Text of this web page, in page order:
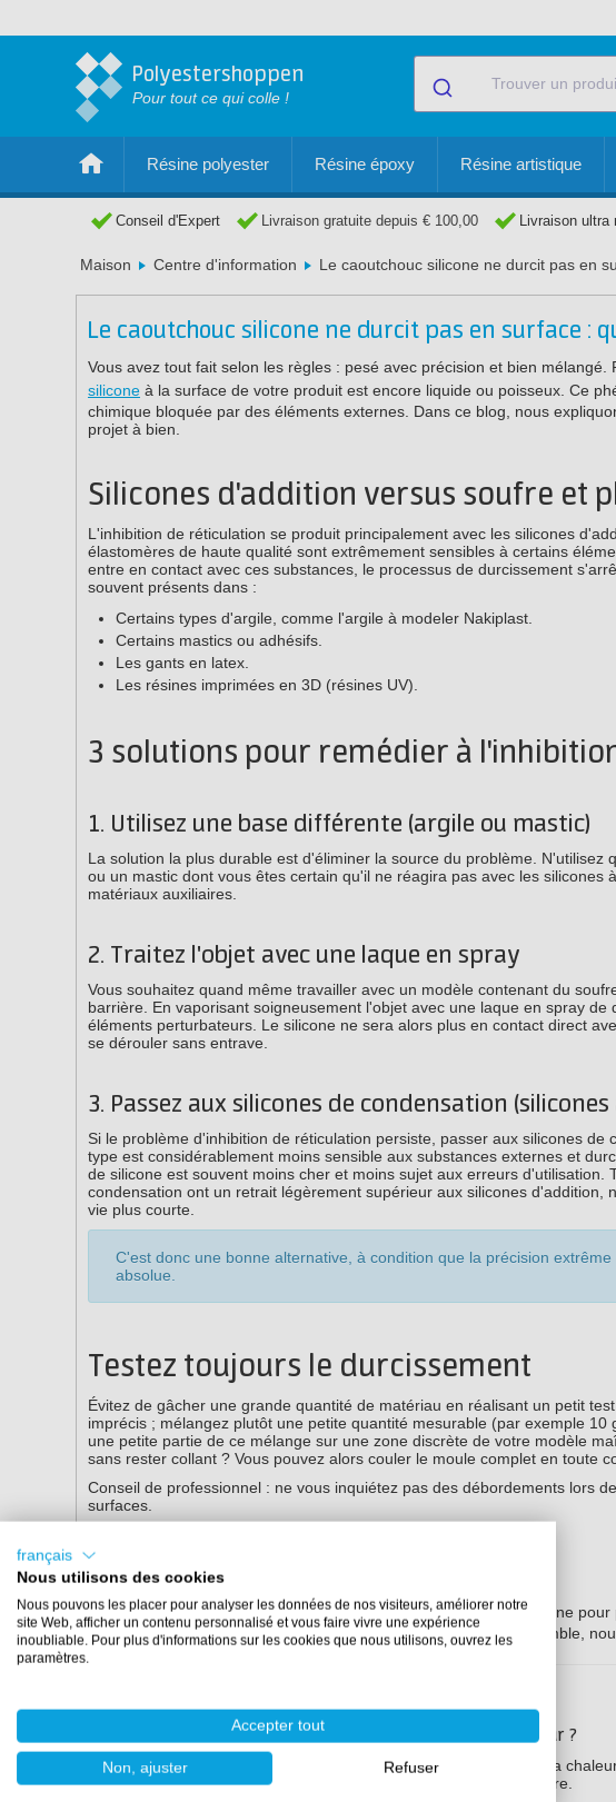
Polyestershoppen
Pour tout ce qui colle !
Résine polyester Résine époxy Résine artistique
Conseil d'Expert Livraison gratuite depuis € 100,00 Livraison ultra
Maison Centre d'information Le caoutchouc silicone ne durcit pas en
Le caoutchouc silicone ne durcit pas en surface :
Vous avez tout fait selon les règles : pesé avec précision et bien
silicone à la surface de votre produit est encore liquide ou poisseux. Ce
chimique bloquée par des éléments externes. Dans ce blog, nous
projet à bien.
Silicones d'addition versus soufre et
L'inhibition de réticulation se produit principalement avec les silicones
élastomères de haute qualité sont extrêmement sensibles à certains
entre en contact avec ces substances, le processus de durcissement
souvent présents dans :
Certains types d'argile, comme l'argile à modeler Nakiplast.
Certains mastics ou adhésifs.
Les gants en latex.
Les résines imprimées en 3D (résines UV).
3 solutions pour remédier à
1. Utilisez une base différente (argile ou mastic)
La solution la plus durable est d'éliminer la source du problème. N'utilisez
ou un mastic dont vous êtes certain qu'il ne réagira pas avec les
matériaux auxiliaires.
2. Traitez l'objet avec une laque en spray
Vous souhaitez quand même travailler avec un modèle contenant du
barrière. En vaporisant soigneusement l'objet avec une laque en spray
éléments perturbateurs. Le silicone ne sera alors plus en contact direct
se dérouler sans entrave.
3. Passez aux silicones de condensation
Si le problème d'inhibition de réticulation persiste, passer aux silicones
type est considérablement moins sensible aux substances externes et
de silicone est souvent moins cher et moins sujet aux erreurs
condensation ont un retrait légèrement supérieur aux silicones
vie plus courte.
C'est donc une bonne alternative, à condition que la précision
absolue.
Testez toujours le durcissement
Évitez de gâcher une grande quantité de matériau en réalisant un petit
imprécis ; mélangez plutôt une petite quantité mesurable (par exemple
une petite partie de ce mélange sur une zone discrète de votre modèle
sans rester collant ? Vous pouvez alors couler le moule complet en toute
Conseil de professionnel : ne vous inquiétez pas des débordements lors
surfaces.
Besoin d'aide ?
Consultez notre guide complet de dépannage du caoutchouc silicone
pour un conseil personnalisé par téléphone, chat ou e-mail. Ensemble,
Questions fréquemment posées
Peut-on encore faire durcir la couche collante avec de la chaleur ?
Non, si la réaction chimique s'est arrêtée en raison de l'inhibition, la
option est de nettoyer et de recommencer avec une couche barrière.
français
Nous utilisons des cookies
Nous pouvons les placer pour analyser les données de nos visiteurs, améliorer notre
site Web, afficher un contenu personnalisé et vous faire vivre une expérience
inoubliable. Pour plus d'informations sur les cookies que nous utilisons, ouvrez les
paramètres.
Accepter tout
Non, ajuster Refuser